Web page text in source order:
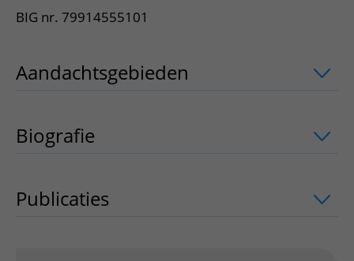
BIG nr. 79914555101
Aandachtsgebieden uitklapper, klik
Biografie
Publicaties uitklapper, klik om te